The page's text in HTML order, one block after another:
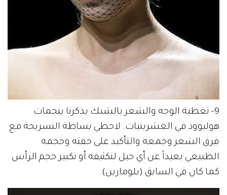
9- تغطية الوجه والشعر بالشبك يذكرنا بنجمات
هوليوود في العشرينيات. لاحظي بساطة التسريحة مع
فرق الشعر وجمعه والتأكيد على خفته وحجمه
الطبيعي بعيداً عن أي حيل لتكثيفه أو تكبير حجم الرأس
كما كان في السابق (بلومارين).